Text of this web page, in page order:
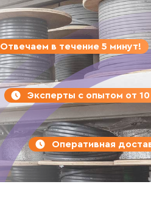
Отвечаем в течение 5 минут!
Эксперты с опытом от 10
Оперативная